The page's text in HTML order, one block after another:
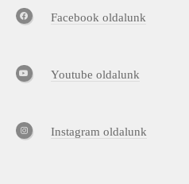
Facebook oldalunk
Youtube oldalunk
Instagram oldalunk